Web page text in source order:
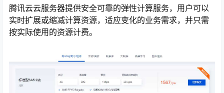
腾讯云云服务器提供安全可靠的弹性计算服务，用户可以
实时扩展或缩减计算资源，适应变化的业务需求，并只需
按实际使用的资源计费。